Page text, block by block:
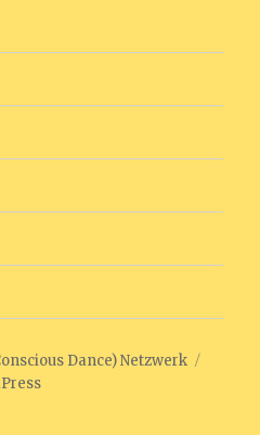
Dance) Netzwerk